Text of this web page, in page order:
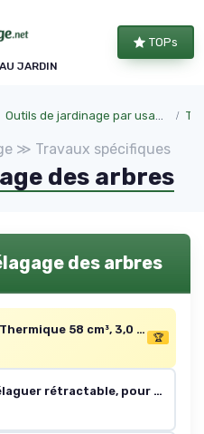
JARDIN
TOPs
Outils de jardinage par usage
≫ Travaux spécifiques
des arbres
des arbres
Tronçonneuse Thermique 58 cm³, 3,0 CV, Guide 51 cm, Tronçonneuse à Essence, Moteur 2 Temps, avec Huileur Automatique, pour Coupe de Bois, Élagage de Branches des Arbres
🏆
Grande scie à élaguer rétractable, pour bois vert, Lame rétractable, Grandes dents, Coupe tirante, Longueur de lame: 25,5 cm, Acier inoxydable, Noir/Orange, Xtract, SW75, 1000614 SW 75 - Grandes dents (56 cm)